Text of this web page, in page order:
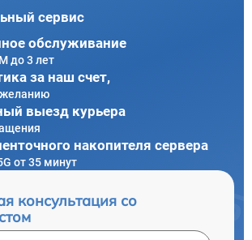
сервис
обслуживание
до 3 лет
за наш счет,
выезд курьера
накопителя сервера
от 35 минут
консультация со